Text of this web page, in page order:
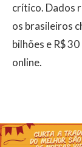
crítico. Dados
os brasileiros
bilhões e R$
online.